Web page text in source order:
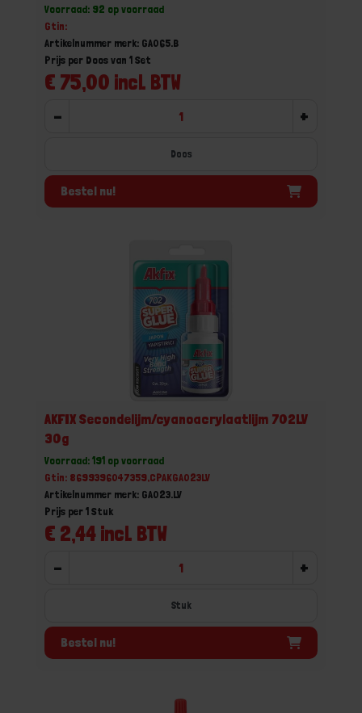
Voorraad: 92 op voorraad
Gtin:
Artikelnummer merk: GA065.B
€ 75,00 incl. BTW
Prijs per Doos van 1 Set
- +
Doos
Bestel nu!
AKFIX Secondelijm/cyanoacrylaatlijm 702LV
30g
Voorraad: 191 op voorraad
Gtin: 8699396047359,CPAKGA023LV
Artikelnummer merk: GA023.LV
€ 2,44 incl. BTW
Prijs per 1 Stuk
- +
Stuk
Bestel nu!